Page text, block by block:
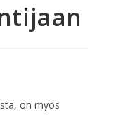
on myös